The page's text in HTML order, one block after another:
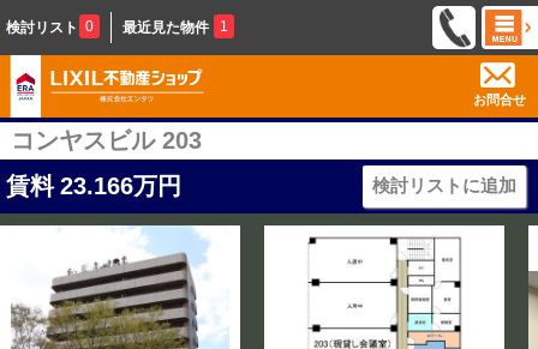
検討リスト 0 最近見た物件 1
お問合せ
コンヤスビル 203
賃料 23.166万円 検討リストに追加